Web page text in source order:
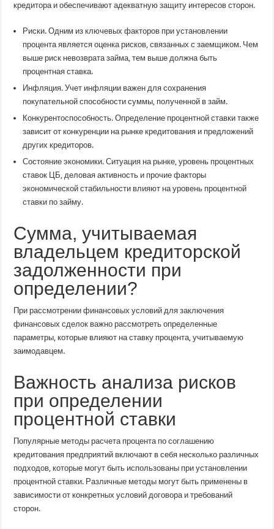
кредитора и обеспечивают адекватную защиту интересов сторон.
Риски. Одним из ключевых факторов при установлении
процента является оценка рисков, связанных с заемщиком. Чем
выше риск невозврата займа, тем выше должна быть
процентная ставка.
Инфляция. Учет инфляции важен для сохранения
покупательной способности суммы, полученной в займ.
Конкурентоспособность. Определение процентной ставки также
зависит от конкуренции на рынке кредитования и предложений
других кредиторов.
Состояние экономики. Ситуация на рынке, уровень процентных
ставок ЦБ, деловая активность и прочие факторы
экономической стабильности влияют на уровень процентной
ставки по займу.
Сумма, учитываемая
владельцем кредиторской
задолженности при
определении?
При рассмотрении финансовых условий для заключения
финансовых сделок важно рассмотреть определенные
параметры, которые влияют на ставку процента, учитываемую
заимодавцем.
Важность анализа рисков
при определении
процентной ставки
Популярные методы расчета процента по соглашению
кредитования предприятий включают в себя несколько различных
подходов, которые могут быть использованы при установлении
процентной ставки. Различные методы могут быть применены в
зависимости от конкретных условий договора и требований
сторон.